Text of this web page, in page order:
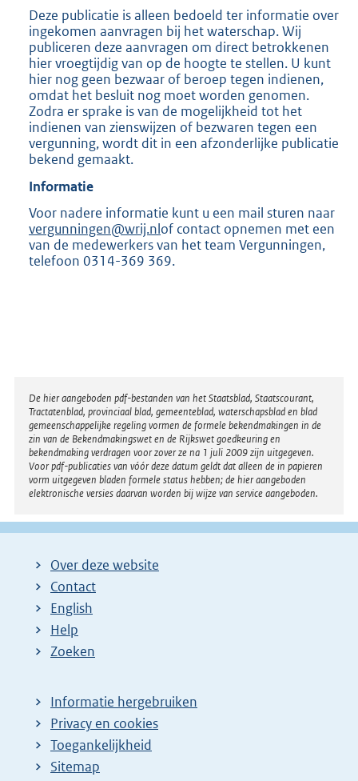
Deze publicatie is alleen bedoeld ter informatie over
ingekomen aanvragen bij het waterschap. Wij
publiceren deze aanvragen om direct betrokkenen
hier vroegtijdig van op de hoogte te stellen. U kunt
hier nog geen bezwaar of beroep tegen indienen,
omdat het besluit nog moet worden genomen.
Zodra er sprake is van de mogelijkheid tot het
indienen van zienswijzen of bezwaren tegen een
vergunning, wordt dit in een afzonderlijke publicatie
bekend gemaakt.
Informatie
Voor nadere informatie kunt u een mail sturen naar
vergunningen@wrij.nlof contact opnemen met een
van de medewerkers van het team Vergunningen,
telefoon 0314-369 369.
Disclaimer
De hier aangeboden pdf-bestanden van het Staatsblad, Staatscourant,
Tractatenblad, provinciaal blad, gemeenteblad, waterschapsblad en blad
gemeenschappelijke regeling vormen de formele bekendmakingen in de
zin van de Bekendmakingswet en de Rijkswet goedkeuring en
bekendmaking verdragen voor zover ze na 1 juli 2009 zijn uitgegeven.
Voor pdf-publicaties van vóór deze datum geldt dat alleen de in papieren
vorm uitgegeven bladen formele status hebben; de hier aangeboden
elektronische versies daarvan worden bij wijze van service aangeboden.
Over deze website
Contact
English
Help
Zoeken
Informatie hergebruiken
Privacy en cookies
Toegankelijkheid
Sitemap